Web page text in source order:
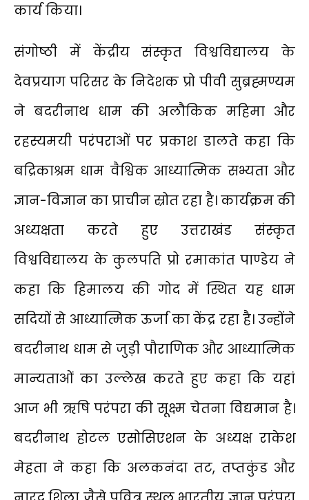
कार्य किया।
संगोष्ठी में केंद्रीय संस्कृत विश्वविद्यालय के
देवप्रयाग परिसर के निदेशक प्रो पीवी सुब्रह्मण्यम
ने बदरीनाथ धाम की अलौकिक महिमा और
रहस्यमयी परंपराओं पर प्रकाश डालते कहा कि
बद्रिकाश्रम धाम वैश्विक आध्यात्मिक सभ्यता और
ज्ञान-विज्ञान का प्राचीन स्रोत रहा है। कार्यक्रम की
अध्यक्षता करते हुए उत्तराखंड संस्कृत
विश्वविद्यालय के कुलपति प्रो रमाकांत पाण्डेय ने
कहा कि हिमालय की गोद में स्थित यह धाम
सदियों से आध्यात्मिक ऊर्जा का केंद्र रहा है। उन्होंने
बदरीनाथ धाम से जुड़ी पौराणिक और आध्यात्मिक
मान्यताओं का उल्लेख करते हुए कहा कि यहां
आज भी ऋषि परंपरा की सूक्ष्म चेतना विद्यमान है।
बदरीनाथ होटल एसोसिएशन के अध्यक्ष राकेश
मेहता ने कहा कि अलकनंदा तट, तप्तकुंड और